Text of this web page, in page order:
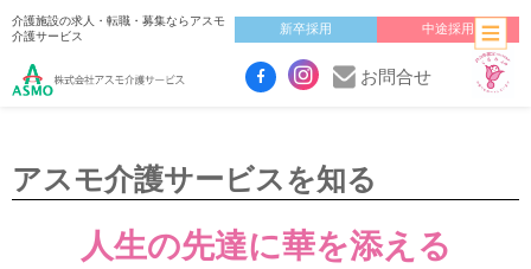
介護施設の求人・転職・募集ならアスモ
介護サービス
新卒採用 中途採用
お問合せ
アスモ介護サービスを知る
人生の先達に華を添える